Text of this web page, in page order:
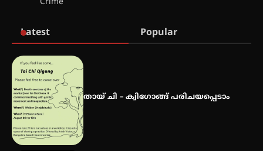
Crime
Latest Popular
തായ് ചി – ക്വിഗോങ്ങ് പരിചയപ്പെടാം